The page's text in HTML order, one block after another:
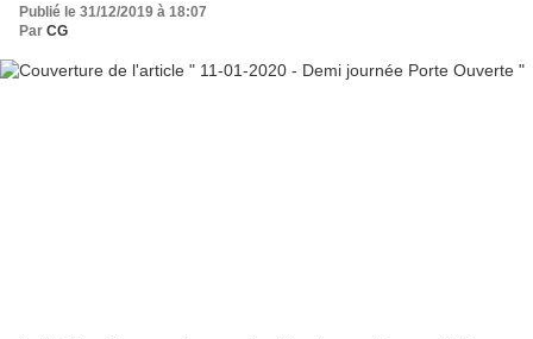
Publié le 31/12/2019 à 18:07
Par CG